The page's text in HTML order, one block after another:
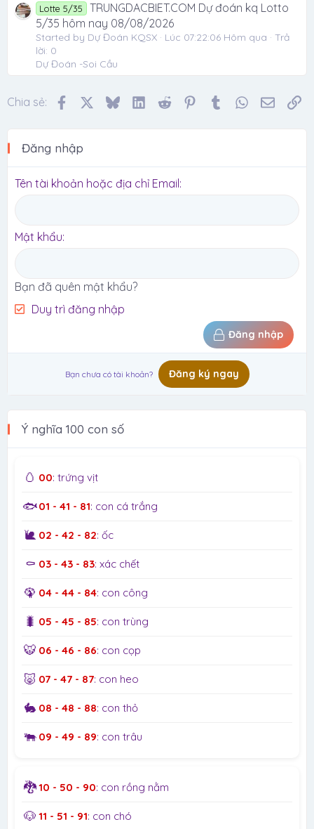
Lotte 5/35
TRUNGDACBIET.COM Dự đoán kq Lotto
5/35 hôm nay 08/08/2026
Started by Dự Đoán KQSX Lúc 07:22:06 Hôm qua
Trả
lời: 0
Dự Đoán -Soi Cầu
Chia sẻ: FacebookBlueskyLinkedIn
Reddit Pinterest
Tumblr WhatsApp
Email
Đăng nhập
Tên tài khoản hoặc địa chỉ Email
Mật khẩu
Bạn đã quên mật khẩu?
Duy trì đăng nhập
Đăng nhập
Bạn chưa có tài khoản? Đăng ký ngay
Ý nghĩa 100 con số
🥚 00: trứng vịt
🐟01 - 41 - 81: con cá trắng
🐌 02 - 42 - 82: ốc
⚰️ 03 - 43 - 83: xác chết
🦚 04 - 44 - 84: con công
🐛 05 - 45 - 85: con trùng
🐯 06 - 46 - 86: con cọp
🐷 07 - 47 - 87: con heo
🐇 08 - 48 - 88: con thỏ
🐃 09 - 49 - 89: con trâu
🐉10 - 50 - 90: con rồng nằm
🐶 11 - 51 - 91: con chó